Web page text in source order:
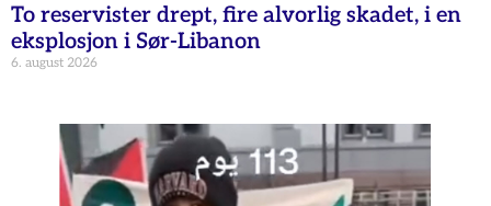
To reservister drept, fire alvorlig skadet, i en
eksplosjon i Sør-Libanon
6. august 2026